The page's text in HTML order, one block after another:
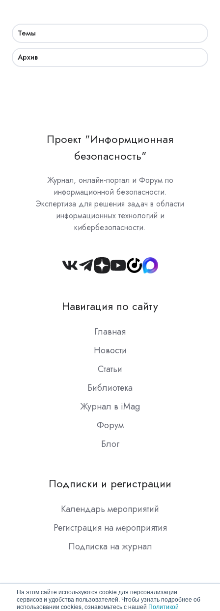
На этом сайте используются cookie для персонализации
сервисов и удобства пользователей. Чтобы узнать подробнее об
использовании cookies, ознакомьтесь с нашей Политикой
Темы
Архив
Проект "Информционная
безопасность"
Журнал, онлайн-портал и Форум по
информационной безопасности.
Экспертиза для решения задач в области
информационных технологий и
кибербезопасности.
Join
Slack
Навигация по сайту
Главная
Новости
Статьи
Библиотека
Журнал в iMag
Форум
Блог
Подписки и регистрации
Календарь мероприятий
Регистрация на мероприятия
Подписка на журнал